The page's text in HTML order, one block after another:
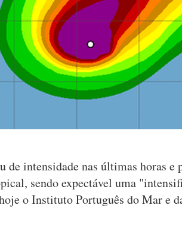
intensidade nas últimas horas e
sendo expectável uma
o Instituto Português do Mar e